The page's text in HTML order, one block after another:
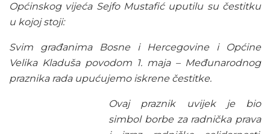
Općinskog vijeća Sejfo Mustafić uputilu su čestitku
u kojoj stoji:
Svim građanima Bosne i Hercegovine i Općine
Velika Kladuša povodom 1. maja – Međunarodnog
praznika rada upućujemo iskrene čestitke.
Ovaj praznik uvijek je bio
simbol borbe za radnička prava